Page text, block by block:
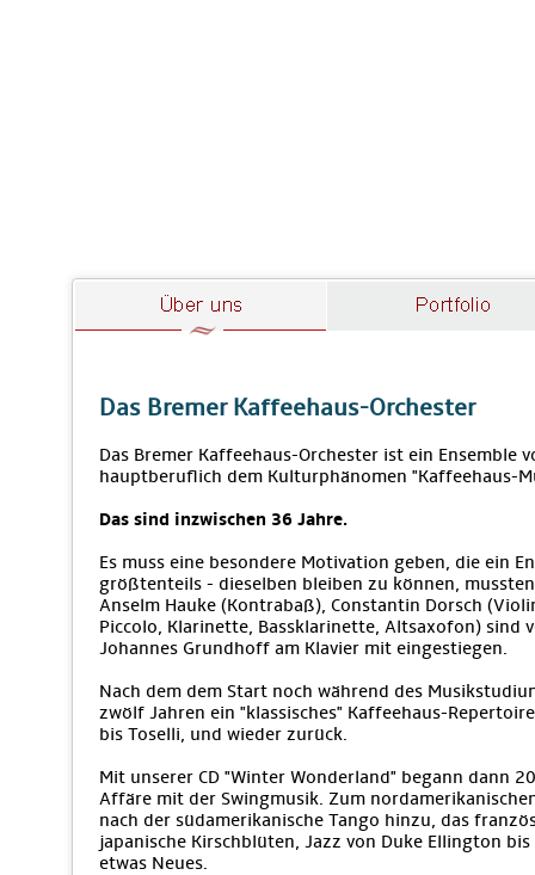
Das Bremer Kaffeehaus-Orchester
Das Bremer Kaffeehaus-Orchester ist ein
hauptberuflich dem Kulturphänomen "Kaffeehaus-
Das sind inzwischen 36 Jahre.
Es muss eine besondere Motivation geben, die ein
größtenteils - dieselben bleiben zu können,
Anselm Hauke (Kontrabaß), Constantin Dorsch
Piccolo, Klarinette, Bassklarinette, Altsaxofon)
Johannes Grundhoff am Klavier mit eingestiegen.
Nach dem dem Start noch während des
zwölf Jahren ein "klassisches" Kaffeehaus-
bis Toselli, und wieder zurück.
Mit unserer CD "Winter Wonderland" begann dann
Affäre mit der Swingmusik. Zum
nach der südamerikanische Tango hinzu, das
japanische Kirschblüten, Jazz von Duke Ellington
etwas Neues.